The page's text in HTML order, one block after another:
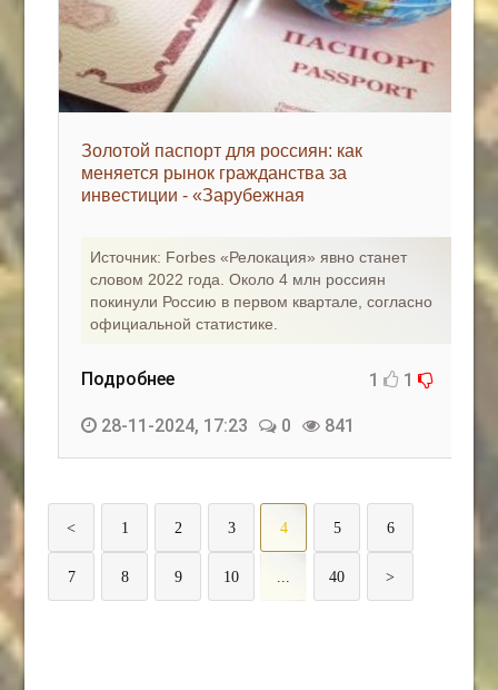
Золотой паспорт для россиян: как
меняется рынок гражданства за
инвестиции - «Зарубежная
Источник: Forbes «Релокация» явно станет
словом 2022 года. Около 4 млн россиян
покинули Россию в первом квартале, согласно
официальной статистике.
Подробнее 1 1
28-11-2024, 17:23 0 841
< 1 2 3 4 5 6
7 8 9 10 ... 40 >